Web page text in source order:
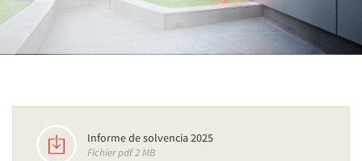
Informe de solvencia 2025
Fichier pdf 2 MB